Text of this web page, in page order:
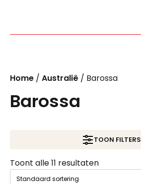
Home / Australië / Barossa
Barossa
TOON FILTERS
Toont alle 11 resultaten